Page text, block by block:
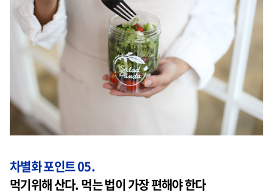
차별화 포인트 05.
먹기위해 산다. 먹는 법이 가장 편해야 한다